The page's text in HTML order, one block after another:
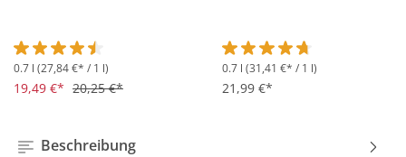
Durchschnittliche Bewertung von 4.5 von 5 Sternen
0.7 l (27,84 €* / 1 l)
19,49 €* 20,25 €*
Durchschnittliche
0.7 l (31,41 €* / 1 l)
21,99 €*
Beschreibung